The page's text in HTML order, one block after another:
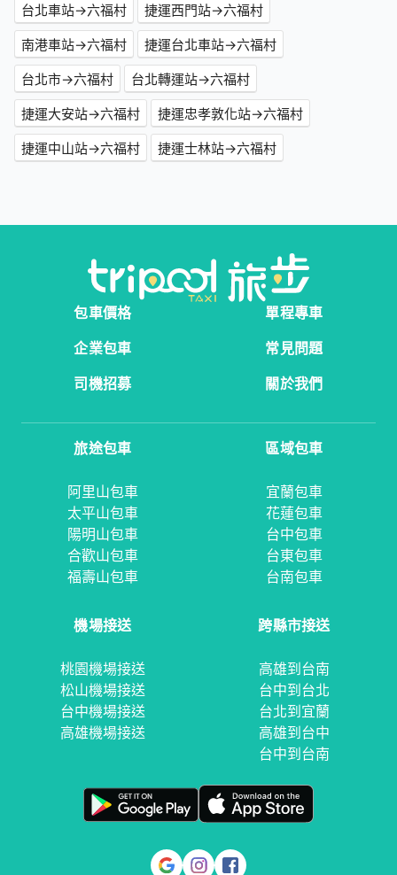
台北車站→六福村
捷運西門站→六福村
南港車站→六福村
捷運台北車站→六福村
台北市→六福村
台北轉運站→六福村
捷運大安站→六福村
捷運忠孝敦化站→六福村
捷運中山站→六福村
捷運士林站→六福村
包車價格
單程專車
企業包車
常見問題
司機招募
關於我們
旅途包車
阿里山包車
太平山包車
陽明山包車
合歡山包車
福壽山包車
區域包車
宜蘭包車
花蓮包車
台中包車
台東包車
台南包車
機場接送
桃園機場接送
松山機場接送
台中機場接送
高雄機場接送
跨縣市接送
高雄到台南
台中到台北
台北到宜蘭
高雄到台中
台中到台南